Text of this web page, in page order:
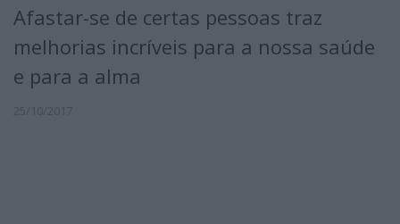
Afastar-se de certas pessoas traz
melhorias incríveis para a nossa saúde
e para a alma